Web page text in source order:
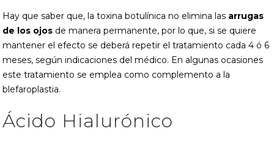
Hay que saber que, la toxina botulínica no elimina las arrugas
de los ojos de manera permanente, por lo que, si se quiere
mantener el efecto se deberá repetir el tratamiento cada 4 ó 6
meses, según indicaciones del médico. En algunas ocasiones
este tratamiento se emplea como complemento a la
blefaroplastia.
Ácido Hialurónico